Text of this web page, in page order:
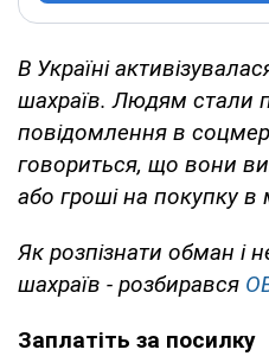
В Україні
шахраїв. Людям стали
повідомлення в
говориться, що вони
або гроші на покупку в
Як розпізнати обман і
шахраїв - розбирався
Заплатіть за посилку